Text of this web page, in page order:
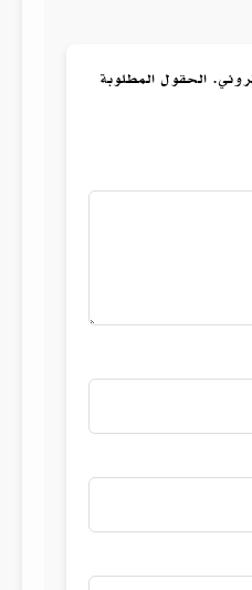
الحقول المطلوبة